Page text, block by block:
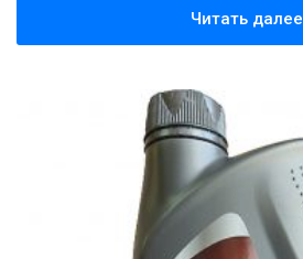
Читать далее